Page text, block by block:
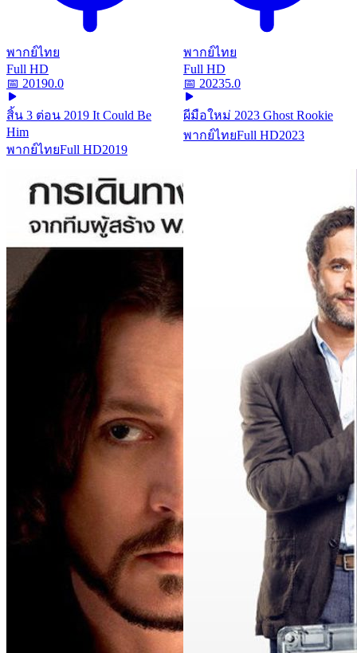
พากย์ไทย
Full HD
📅 20190.0
สิ้น 3 ต่อน 2019 It Could Be
Him
พากย์ไทยFull HD2019
พากย์ไทย
Full HD
📅 20235.0
ผีมือใหม่ 2023 Ghost Rookie
พากย์ไทยFull HD2023